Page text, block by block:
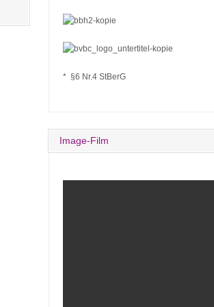
* §6 Nr.4 StBerG
Image-Film